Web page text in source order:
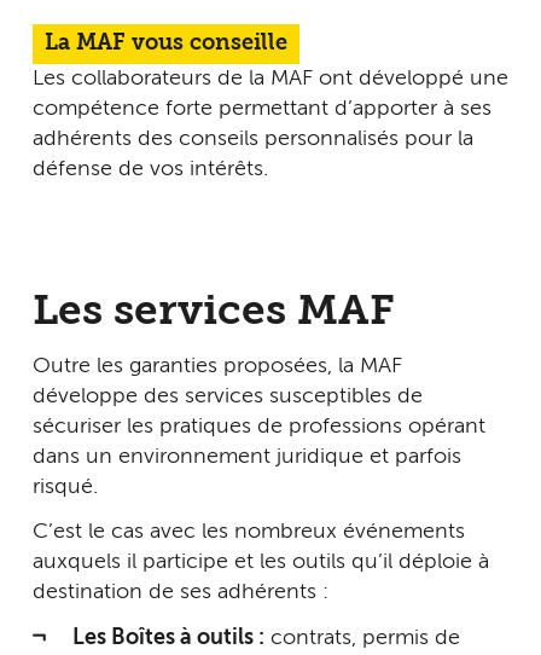
La MAF vous conseille
Les collaborateurs de la MAF ont développé une
compétence forte permettant d’apporter à ses
adhérents des conseils personnalisés pour la
défense de vos intérêts.
Les services MAF
Outre les garanties proposées, la MAF
développe des services susceptibles de
sécuriser les pratiques de professions opérant
dans un environnement juridique et parfois
risqué.
C’est le cas avec les nombreux événements
auxquels il participe et les outils qu’il déploie à
destination de ses adhérents :
Les Boîtes à outils : contrats, permis de